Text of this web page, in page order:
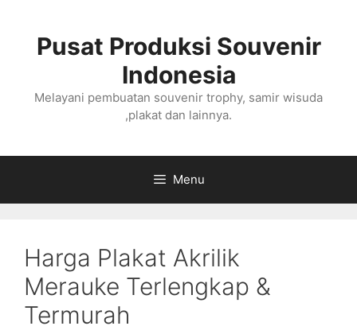
Pusat Produksi Souvenir
Indonesia
Melayani pembuatan souvenir trophy, samir wisuda
,plakat dan lainnya.
Menu
Harga Plakat Akrilik
Merauke Terlengkap &
Termurah